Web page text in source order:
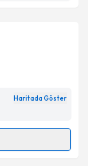
almanız
ile
Aydınlatma
Haritada Göster